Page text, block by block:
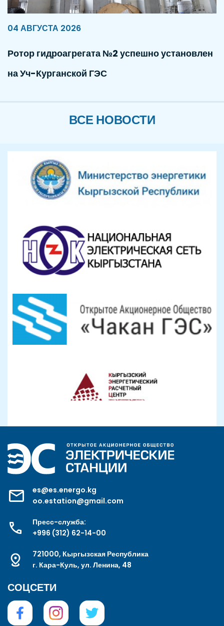
04 АВГУСТА 2026
Ротор гидроагрегата №2 успешно установлен
на Уч-Курганской ГЭС
ВСЕ НОВОСТИ
es@es.energo.kg
oo.estation@gmail.com
Пресс-служба:
+996 (312) 62-14-00
721000, Кыргызская Республика
г. Кара-Куль, ул. Ленина, 48
СОЦСЕТИ